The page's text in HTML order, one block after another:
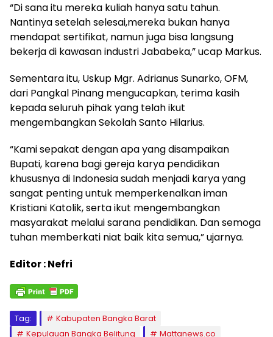
“Di sana itu mereka kuliah hanya satu tahun.
Nantinya setelah selesai,mereka bukan hanya
mendapat sertifikat, namun juga bisa langsung
bekerja di kawasan industri Jababeka,” ucap Markus.
Sementara itu, Uskup Mgr. Adrianus Sunarko, OFM,
dari Pangkal Pinang mengucapkan, terima kasih
kepada seluruh pihak yang telah ikut
mengembangkan Sekolah Santo Hilarius.
“Kami sepakat dengan apa yang disampaikan
Bupati, karena bagi gereja karya pendidikan
khususnya di Indonesia sudah menjadi karya yang
sangat penting untuk memperkenalkan iman
Kristiani Katolik, serta ikut mengembangkan
masyarakat melalui sarana pendidikan. Dan semoga
tuhan memberkati niat baik kita semua,” ujarnya.
Editor : Nefri
Tag:
Kabupaten Bangka Barat
Kepulauan Bangka Belitung
Mattanews.co